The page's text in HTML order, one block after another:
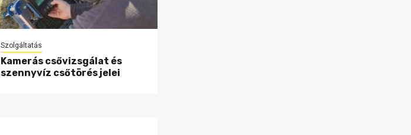
Szolgáltatás
Kamerás csővizsgálat és
szennyvíz csőtörés jelei